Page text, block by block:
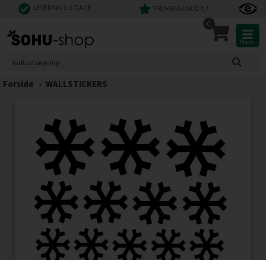
LEVERING 1-3 DAGE FREMRAGENDE 4,7
0
Menu
Forside › WALLSTICKERS